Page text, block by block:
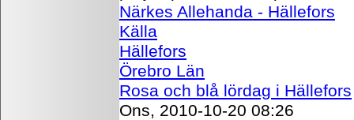
Närkes Allehanda - Hällefors
Källa
Hällefors
Örebro Län
Rosa och blå lördag i Hällefors
Ons, 2010-10-20 08:26